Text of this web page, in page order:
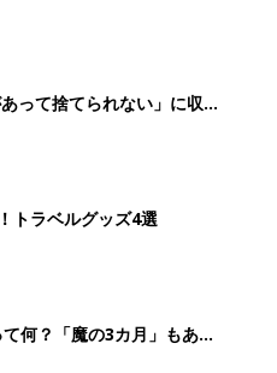
って捨てられない」に収納
トラベルグッズ4選
何？「魔の3カ月」もある